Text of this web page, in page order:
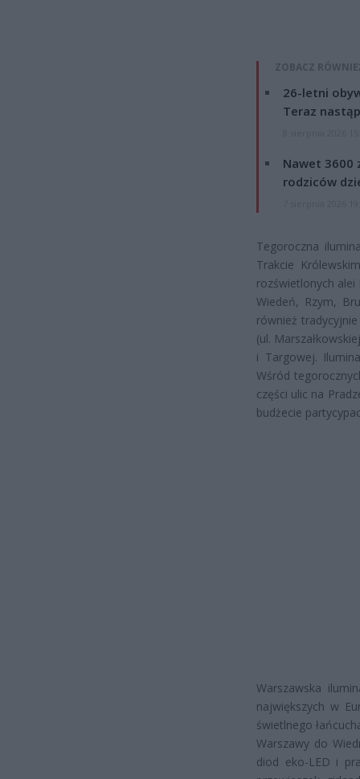
ZOBACZ
26-letni
Teraz
Nawet 3600
rodziców
Tegoroczna
Trakcie
rozświetlonych alei
Wiedeń, Rzym,
również
(ul.
i Targowej.
Wśród
części ulic na
budżecie
Warszawska
największych w
świetlnego
Warszawy do
diod eko-LED i